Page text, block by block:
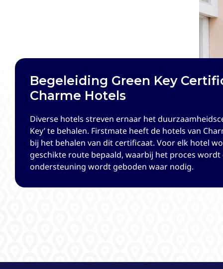
Begeleiding Green Key
Charme Hotels
Diverse hotels streven ernaar het
Key’ te behalen. Firstmate heeft de hotels van
bij het behalen van dit certificaat. Voor elk hotel
geschikte route bepaald, waarbij het proces
ondersteuning wordt geboden waar nodig.
Ontwikkeling Operationele
EuroParcs
EuroParcs is van oorsprong een familiebedrijf en
ontwikkeling, exploitatie en verhuur van
22 parken in Nederland terug in eigen beheer
heeft voor deze parken middels een operationeel
protocollen en kaders voor de horeca outlets